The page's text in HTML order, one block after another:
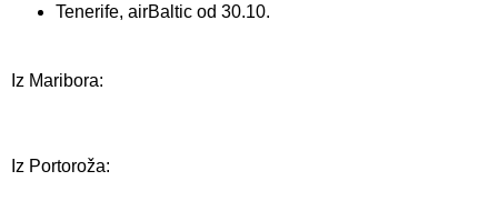
Tenerife, airBaltic od 30.10.
Iz Maribora:
Iz Portoroža: